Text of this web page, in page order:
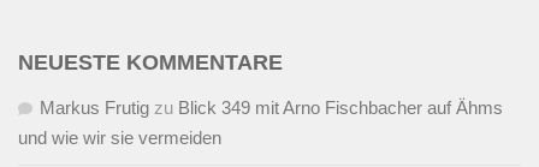
NEUESTE KOMMENTARE
Markus Frutig zu Blick 349 mit Arno Fischbacher auf Ähms
und wie wir sie vermeiden